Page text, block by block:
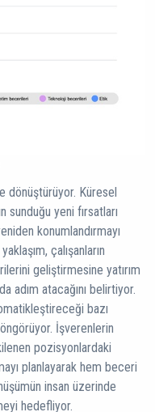
dönüştürüyor. Küresel
sunduğu yeni fırsatları
konumlandırmayı
çalışanların
geliştirmesine yatırım
adım atacağını belirtiyor.
bazı
İşverenlerin
pozisyonlardaki
planlayarak hem beceri
insan üzerinde
hedefliyor.